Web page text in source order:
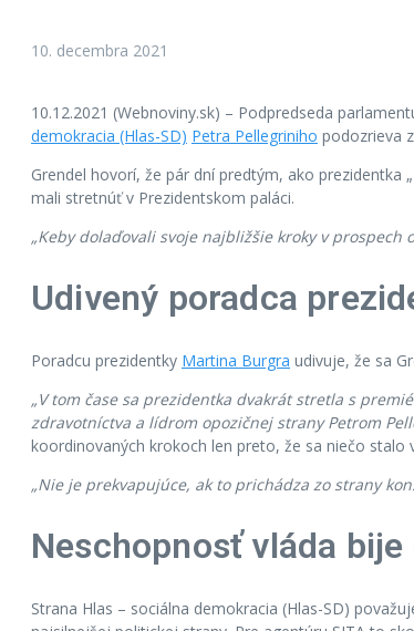
10. decembra 2021
10.12.2021 (Webnoviny.sk) – Podpredseda
demokracia (Hlas-SD) Petra Pellegriniho podozrieva
Grendel hovorí, že pár dní predtým, ako prezidentka
mali stretnúť v Prezidentskom paláci.
„Keby dolaďovali svoje najbližšie kroky v
Udivený poradca
Poradcu prezidentky Martina Burgra udivuje, že sa
„V tom čase sa prezidentka dvakrát stretla s
zdravotníctva a lídrom opozičnej strany Petrom
koordinovaných krokoch len preto, že sa niečo
„Nie je prekvapujúce, ak to prichádza zo strany
Neschopnosť vláda
Strana Hlas – sociálna demokracia (Hlas-SD)